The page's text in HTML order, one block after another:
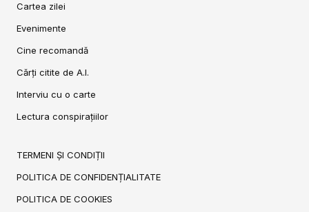
Cartea zilei
Evenimente
Cine recomandă
Cărți citite de A.I.
Interviu cu o carte
Lectura conspirațiilor
TERMENI ȘI CONDIȚII
POLITICA DE CONFIDENȚIALITATE
POLITICA DE COOKIES